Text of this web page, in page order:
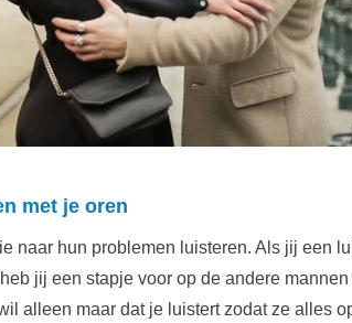
met je oren
naar hun problemen luisteren. Als jij een
jij een stapje voor op de andere
alleen maar dat je luistert zodat ze alles